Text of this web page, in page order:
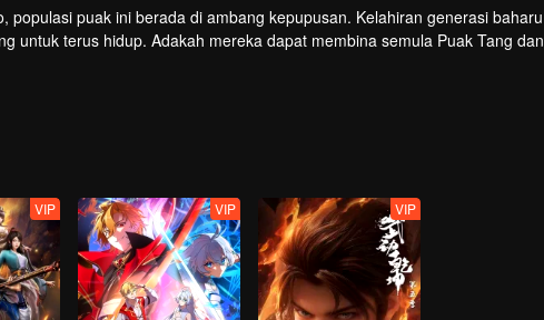
puak ini berada di ambang kepupusan. Kelahiran generasi baharu
untuk terus hidup. Adakah mereka dapat membina semula Puak Tang dan
VIP VIP VIP